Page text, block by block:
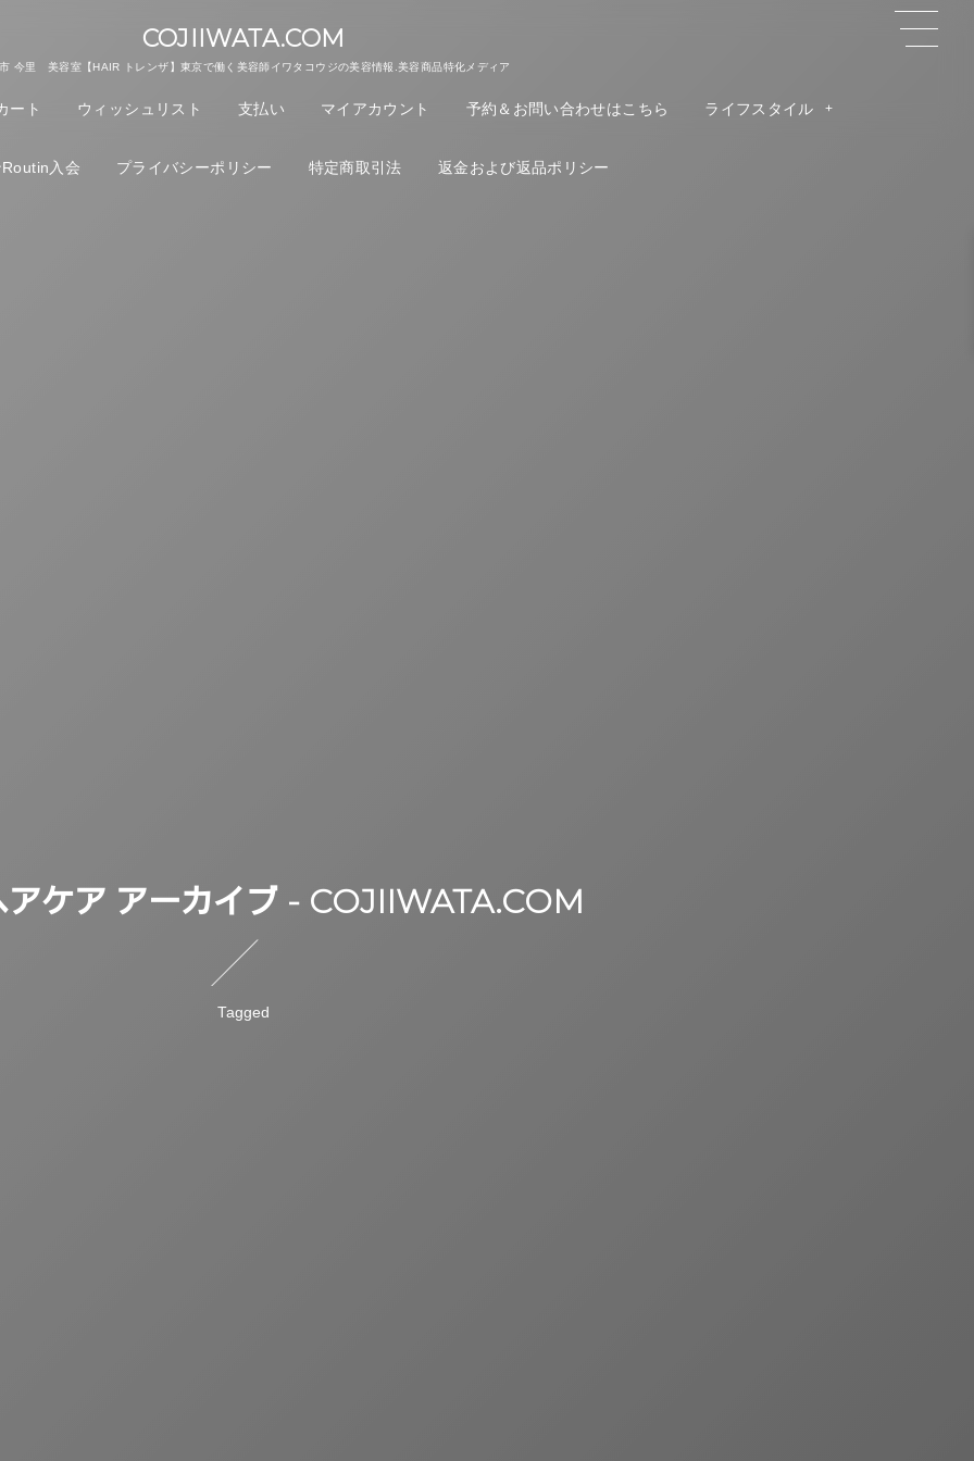
COJIIWATA.COM
今里 美容室【HAIR トレンザ】東京で働く美容師イワタコウジの美容情報.美容商品特化メディア
ート ウィッシュリスト 支払い マイアカウント 予約＆お問い合わせはこちら ライフスタイル
入会 プライバシーポリシー 特定商取引法 返金および返品ポリシー
ケア アーカイブ - COJIIWATA.COM
Tagged